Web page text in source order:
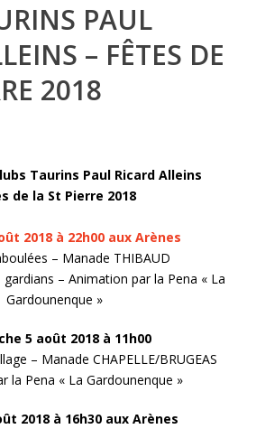
PAUL
– FÊTES DE
2018
Taurins Paul Ricard Alleins
de la St Pierre 2018
2018 à 22h00 aux Arènes
– Manade THIBAUD
– Animation par la Pena « La
Gardounenque »
5 août 2018 à 11h00
– Manade CHAPELLE/BRUGEAS
la Pena « La Gardounenque »
2018 à 16h30 aux Arènes